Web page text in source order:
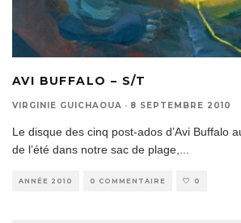
AVI BUFFALO – S/T
VIRGINIE GUICHAOUA · 8 SEPTEMBRE 2010
Le disque des cinq post-ados d’Avi Buffalo
de l’été dans notre sac de plage,
ANNÉE 2010 0 COMMENTAIRE 0